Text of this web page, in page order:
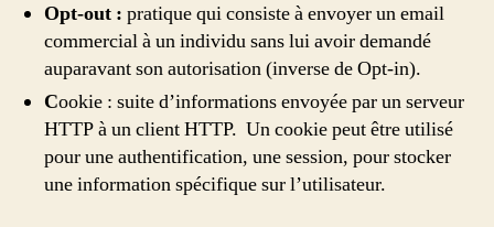
Opt-out : pratique qui consiste à envoyer un email
commercial à un individu sans lui avoir demandé
auparavant son autorisation (inverse de Opt-in).
Cookie : suite d’informations envoyée par un serveur
HTTP à un client HTTP. Un cookie peut être utilisé
pour une authentification, une session, pour stocker
une information spécifique sur l’utilisateur.